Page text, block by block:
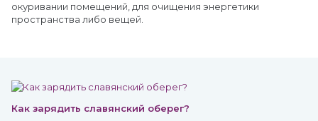
окуривании помещений, для очищения энергетики
пространства либо вещей.
Как зарядить славянский оберег?